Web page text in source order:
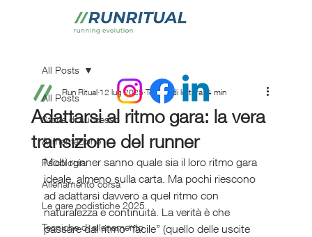
All Posts
Storie di successo
Alimentazione
Psicologia
Allenamento corsa
Le gare podistiche 2025
Tecniche di allenamento
All Posts
Adattarsi al ritmo gara: la vera
transizione del runner
Run Ritual 12 lug 2025 Tempo di lettura: 4 min
Molti runner sanno quale sia il loro ritmo gara
ideale, almeno sulla carta. Ma pochi riescono
ad adattarsi davvero a quel ritmo con
naturalezza e continuità. La verità è che
passare dal ritmo “facile” (quello delle uscite